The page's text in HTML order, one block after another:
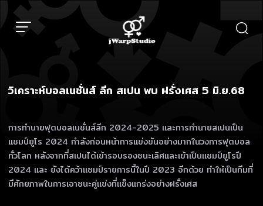
Skip
to
content
วิเคราะห์บอลเนชั่นส์ ลีก สเปน พบ ฝรั่งเศส 5 มิ.ย.68
การทำนายฟุตบอลเนชั่นส์ลีก 2024-2025 และการทำนายสเปนเป็น
แชมป์ยูโร 2024 กำลังก่อนหน้าการแข่งขันอย่างมากในวงการฟุตบอล
ทั่วโลก หลังจากที่สเปนได้เข้ารอบรองชนะเลิศและเข้าเป็นแชมป์ยูโรปี
2024 และ ยังได้คว้าแชมป์รายการนี้ในปี 2023 อีกด้วย ทำให้เป็นทีมที่
มีศักยภาพในการเอาชนะคู่แข่งที่แข็งแกร่งอย่างฝรั่งเศส